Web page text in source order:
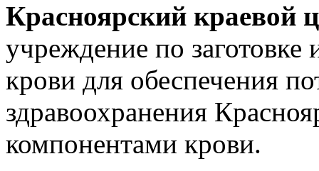
Красноярский краевой
учреждение по заготовке
крови для обеспечения
здравоохранения
компонентами крови.